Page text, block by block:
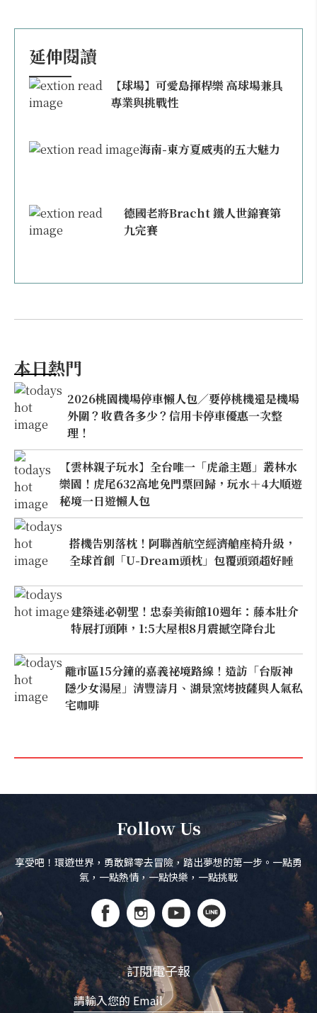
延伸閱讀
【球場】可愛島揮桿樂 高球場兼具
專業與挑戰性
海南-東方夏威夷的五大魅力
德國老將Bracht 鐵人世錦賽第
九完賽
本日熱門
2026桃園機場停車懶人包／要停桃機還是機場
外圍？收費各多少？信用卡停車優惠一次整
理！
【雲林親子玩水】全台唯一「虎爺主題」叢林水
樂園！虎尾632高地免門票回歸，玩水＋4大順遊
秘境一日遊懶人包
搭機告別落枕！阿聯酋航空經濟艙座椅升級，
全球首創「U-Dream頭枕」包覆頭頸超好睡
建築迷必朝聖！忠泰美術館10週年：藤本壯介
特展打頭陣，1:5大屋根8月震撼空降台北
離市區15分鐘的嘉義祕境路線！造訪「台版神
隱少女湯屋」清豐濤月、湖景窯烤披薩與人氣私
宅咖啡
Follow Us
享受吧！環遊世界，勇敢歸零去冒險，踏出夢想的第一步。一點勇
氣，一點熱情，一點快樂，一點挑戰
訂閱電子報